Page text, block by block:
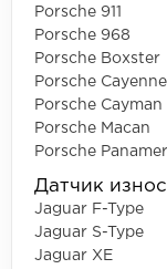
Porsche 911
Porsche 968
Porsche Boxster
Porsche Cayenne
Porsche Cayman
Porsche Macan
Porsche
Датчик
Jaguar F-Type
Jaguar S-Type
Jaguar XE